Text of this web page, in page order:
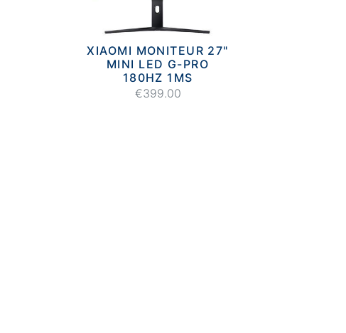
XIAOMI MONITEUR 27"
MINI LED G-PRO
180HZ 1MS
€399.00